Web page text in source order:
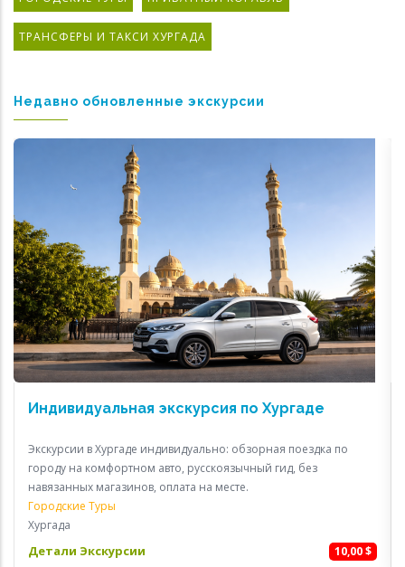
ТРАНСФЕРЫ И ТАКСИ ХУРГАДА
Недавно обновленные экскурсии
Индивидуальная экскурсия по Хургаде
Экскурсии в Хургаде индивидуально: обзорная поездка по
городу на комфортном авто, русскоязычный гид, без
навязанных магазинов, оплата на месте.
Городские Туры
Хургада
Детали Экскурсии 10,00 $